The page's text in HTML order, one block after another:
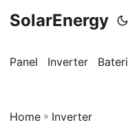
SolarEnergy
Panel Inverter Bateri
Home » Inverter